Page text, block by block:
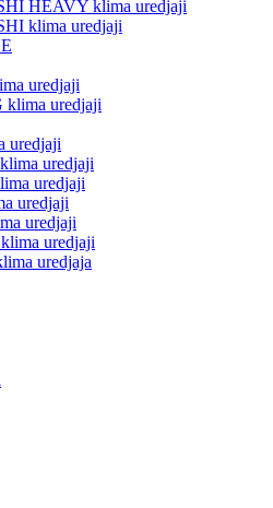
HEAVY klima uredjaji
klima uredjaji
uredjaji
uredjaji
uredjaji
uredjaji
uredjaji
uredjaji
uredjaji
uredjaji
uredjaja